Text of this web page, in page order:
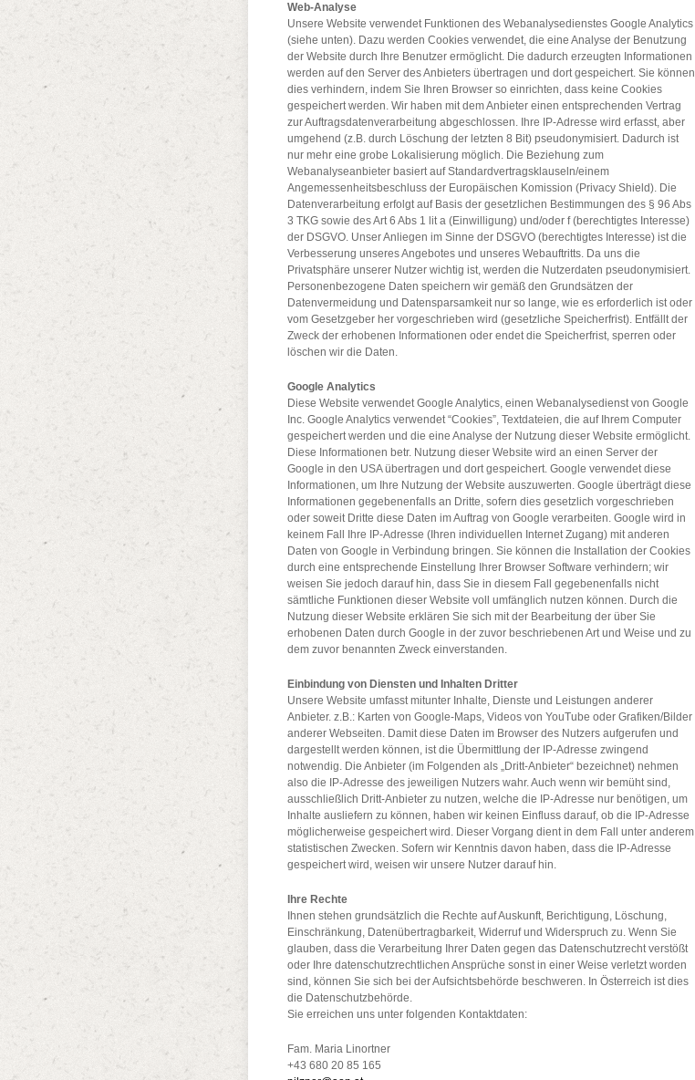
Web-Analyse
Unsere Website verwendet Funktionen des Webanalysedienstes Google Analytics
(siehe unten). Dazu werden Cookies verwendet, die eine Analyse der Benutzung
der Website durch Ihre Benutzer ermöglicht. Die dadurch erzeugten Informationen
werden auf den Server des Anbieters übertragen und dort gespeichert. Sie können
dies verhindern, indem Sie Ihren Browser so einrichten, dass keine Cookies
gespeichert werden. Wir haben mit dem Anbieter einen entsprechenden Vertrag
zur Auftragsdatenverarbeitung abgeschlossen. Ihre IP-Adresse wird erfasst, aber
umgehend (z.B. durch Löschung der letzten 8 Bit) pseudonymisiert. Dadurch ist
nur mehr eine grobe Lokalisierung möglich. Die Beziehung zum
Webanalyseanbieter basiert auf Standardvertragsklauseln/einem
Angemessenheitsbeschluss der Europäischen Komission (Privacy Shield). Die
Datenverarbeitung erfolgt auf Basis der gesetzlichen Bestimmungen des § 96 Abs
3 TKG sowie des Art 6 Abs 1 lit a (Einwilligung) und/oder f (berechtigtes Interesse)
der DSGVO. Unser Anliegen im Sinne der DSGVO (berechtigtes Interesse) ist die
Verbesserung unseres Angebotes und unseres Webauftritts. Da uns die
Privatsphäre unserer Nutzer wichtig ist, werden die Nutzerdaten pseudonymisiert.
Personenbezogene Daten speichern wir gemäß den Grundsätzen der
Datenvermeidung und Datensparsamkeit nur so lange, wie es erforderlich ist oder
vom Gesetzgeber her vorgeschrieben wird (gesetzliche Speicherfrist). Entfällt der
Zweck der erhobenen Informationen oder endet die Speicherfrist, sperren oder
löschen wir die Daten.
Google Analytics
Diese Website verwendet Google Analytics, einen Webanalysedienst von Google
Inc. Google Analytics verwendet “Cookies”, Textdateien, die auf Ihrem Computer
gespeichert werden und die eine Analyse der Nutzung dieser Website ermöglicht.
Diese Informationen betr. Nutzung dieser Website wird an einen Server der
Google in den USA übertragen und dort gespeichert. Google verwendet diese
Informationen, um Ihre Nutzung der Website auszuwerten. Google überträgt diese
Informationen gegebenenfalls an Dritte, sofern dies gesetzlich vorgeschrieben
oder soweit Dritte diese Daten im Auftrag von Google verarbeiten. Google wird in
keinem Fall Ihre IP-Adresse (Ihren individuellen Internet Zugang) mit anderen
Daten von Google in Verbindung bringen. Sie können die Installation der Cookies
durch eine entsprechende Einstellung Ihrer Browser Software verhindern; wir
weisen Sie jedoch darauf hin, dass Sie in diesem Fall gegebenenfalls nicht
sämtliche Funktionen dieser Website voll umfänglich nutzen können. Durch die
Nutzung dieser Website erklären Sie sich mit der Bearbeitung der über Sie
erhobenen Daten durch Google in der zuvor beschriebenen Art und Weise und zu
dem zuvor benannten Zweck einverstanden.
Einbindung von Diensten und Inhalten Dritter
Unsere Website umfasst mitunter Inhalte, Dienste und Leistungen anderer
Anbieter. z.B.: Karten von Google-Maps, Videos von YouTube oder Grafiken/Bilder
anderer Webseiten. Damit diese Daten im Browser des Nutzers aufgerufen und
dargestellt werden können, ist die Übermittlung der IP-Adresse zwingend
notwendig. Die Anbieter (im Folgenden als „Dritt-Anbieter“ bezeichnet) nehmen
also die IP-Adresse des jeweiligen Nutzers wahr. Auch wenn wir bemüht sind,
ausschließlich Dritt-Anbieter zu nutzen, welche die IP-Adresse nur benötigen, um
Inhalte ausliefern zu können, haben wir keinen Einfluss darauf, ob die IP-Adresse
möglicherweise gespeichert wird. Dieser Vorgang dient in dem Fall unter anderem
statistischen Zwecken. Sofern wir Kenntnis davon haben, dass die IP-Adresse
gespeichert wird, weisen wir unsere Nutzer darauf hin.
Ihre Rechte
Ihnen stehen grundsätzlich die Rechte auf Auskunft, Berichtigung, Löschung,
Einschränkung, Datenübertragbarkeit, Widerruf und Widerspruch zu. Wenn Sie
glauben, dass die Verarbeitung Ihrer Daten gegen das Datenschutzrecht verstößt
oder Ihre datenschutzrechtlichen Ansprüche sonst in einer Weise verletzt worden
sind, können Sie sich bei der Aufsichtsbehörde beschweren. In Österreich ist dies
die Datenschutzbehörde.
Sie erreichen uns unter folgenden Kontaktdaten:
Fam. Maria Linortner
+43 680 20 85 165